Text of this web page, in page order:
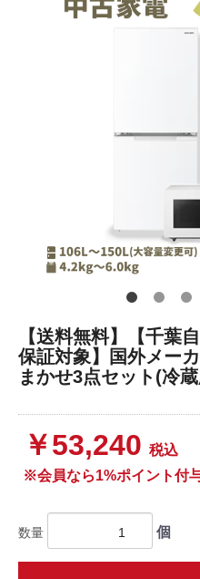
【送料無料】【千葉
保証対象】国外メー
まかせ3点セット(冷
￥53,240 税込
※会員なら1%ポイント付
数量 個